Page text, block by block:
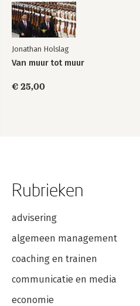
Jonathan Holslag
Van muur tot muur
€ 25,00
Rubrieken
advisering
algemeen management
coaching en trainen
communicatie en media
economie